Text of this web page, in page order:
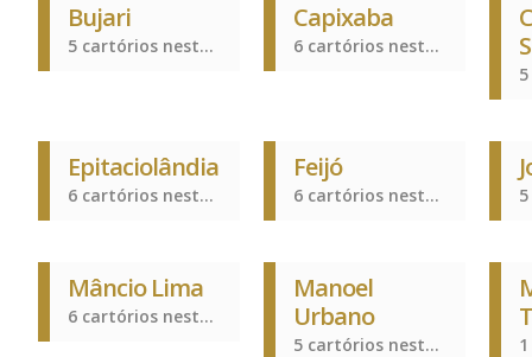
Bujari
5 cartórios nesta cidade
Capixaba
6 cartórios nesta cidade
Epitaciolândia
6 cartórios nesta cidade
Feijó
6 cartórios nesta cidade
Mâncio Lima
6 cartórios nesta cidade
Manoel
Urbano
5 cartórios nesta cidade